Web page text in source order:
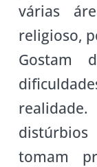
várias
religioso,
Gostam
tomam